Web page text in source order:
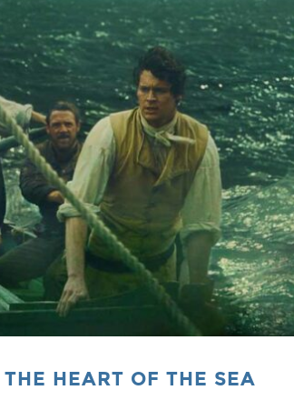
HEART OF THE SEA